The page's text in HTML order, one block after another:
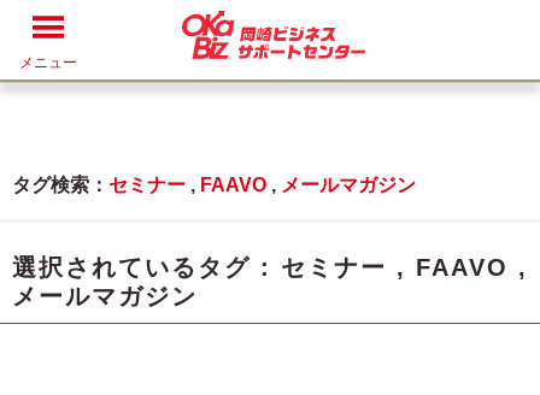
メニュー
タグ検索： セミナー , FAAVO , メールマガジン
選択されているタグ : セミナー , FAAVO ,
メールマガジン